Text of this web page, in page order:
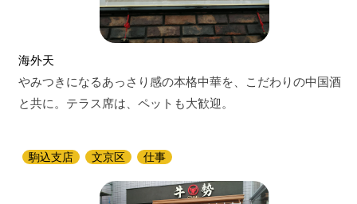
海外天
やみつきになるあっさり感の本格中華を、こだわりの中国酒
と共に。テラス席は、ペットも大歓迎。
駒込支店 文京区 仕事